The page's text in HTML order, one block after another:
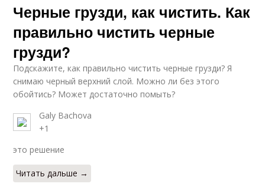
Черные грузди, как чистить. Как
правильно чистить черные
грузди?
Подскажите, как правильно чистить черные грузди? Я
снимаю черный верхний слой. Можно ли без этого
обойтись? Может достаточно помыть?
Galy Bachova
+1
это решение
Читать дальше →